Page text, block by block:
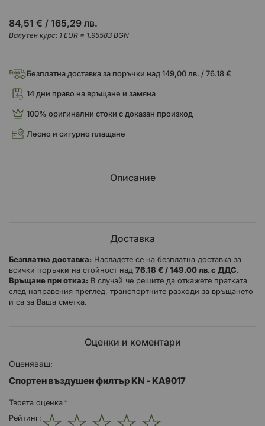
84,51 € / 165,29 лв.
Валутен курс: 1 EUR = 1.95583 BGN
Безплатна доставка за поръчки над 149,00 лв. / 76.18 €
14 дни право на връщане и замяна
100% оригинални стоки с доказан произход
Лесно и сигурно плащане
Описание
Доставка
Безплатна доставка: Насладете се на безплатна доставка за
всички поръчки на стойност над 76.18 € / 149.00 лв. с ДДС.
Връщане при отказ: В случай че решите да откажете пратката
след направения преглед, транспортните разходи за връщането
ѝ са за Ваша сметка.
Оценки и коментари
Оценяваш:
Спортен въздушен филтър KN - KA9017
Твоята оценка
Рейтинг: